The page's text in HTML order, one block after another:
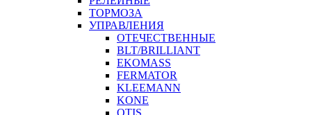
ТОРМОЗА
УПРАВЛЕНИЯ
ОТЕЧЕСТВЕННЫЕ
BLT/BRILLIANT
EKOMASS
FERMATOR
KLEEMANN
KONE
OTIS